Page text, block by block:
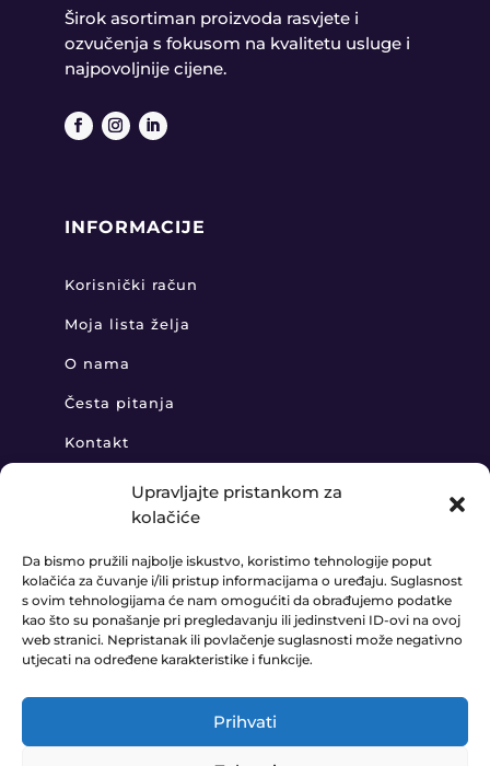
Upravljajte pristankom za
kolačiće
Da bismo pružili najbolje iskustvo, koristimo tehnologije poput
kolačića za čuvanje i/ili pristup informacijama o uređaju. Suglasnost
s ovim tehnologijama će nam omogućiti da obrađujemo podatke
kao što su ponašanje pri pregledavanju ili jedinstveni ID-ovi na ovoj
web stranici. Nepristanak ili povlačenje suglasnosti može negativno
utjecati na određene karakteristike i funkcije.
Prihvati
Širok asortiman proizvoda rasvjete i
ozvučenja s fokusom na kvalitetu usluge i
najpovoljnije cijene.
INFORMACIJE
Korisnički račun
Moja lista želja
O nama
Česta pitanja
Kontakt
 +385 91 888 6406
 prodaja@ledaudio.hr